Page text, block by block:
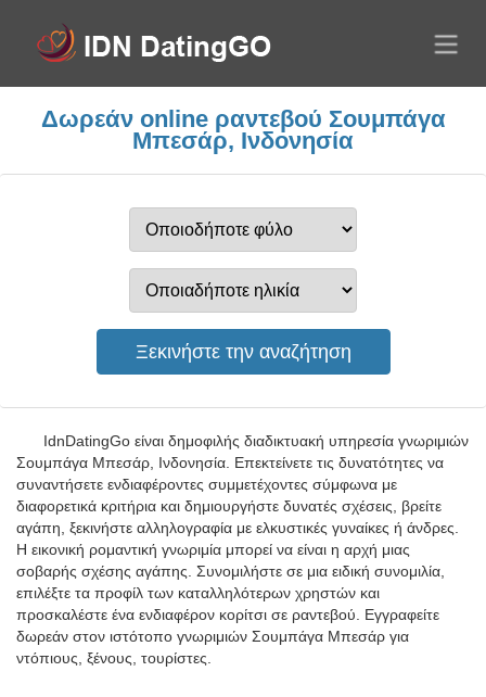
Δωρεάν online ραντεβού Σουμπάγα
Μπεσάρ, Ινδονησία
IdnDatingGo είναι δημοφιλής διαδικτυακή υπηρεσία γνωριμιών
Σουμπάγα Μπεσάρ, Ινδονησία. Επεκτείνετε τις δυνατότητες να
συναντήσετε ενδιαφέροντες συμμετέχοντες σύμφωνα με
διαφορετικά κριτήρια και δημιουργήστε δυνατές σχέσεις, βρείτε
αγάπη, ξεκινήστε αλληλογραφία με ελκυστικές γυναίκες ή άνδρες.
Η εικονική ρομαντική γνωριμία μπορεί να είναι η αρχή μιας
σοβαρής σχέσης αγάπης. Συνομιλήστε σε μια ειδική συνομιλία,
επιλέξτε τα προφίλ των καταλληλότερων χρηστών και
προσκαλέστε ένα ενδιαφέρον κορίτσι σε ραντεβού. Εγγραφείτε
δωρεάν στον ιστότοπο γνωριμιών Σουμπάγα Μπεσάρ για
ντόπιους, ξένους, τουρίστες.